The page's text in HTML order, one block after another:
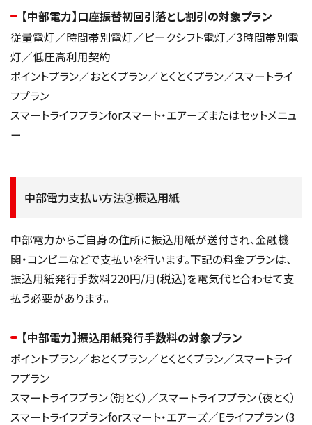
【中部電力】口座振替初回引落とし割引の対象プラン
従量電灯／時間帯別電灯／ピークシフト電灯／3時間帯別電
灯／低圧高利用契約
ポイントプラン／おとくプラン／とくとくプラン／スマートライ
フプラン
スマートライフプランforスマート・エアーズまたはセットメニュ
ー
中部電力支払い方法③振込用紙
中部電力からご自身の住所に振込用紙が送付され、金融機
関・コンビニなどで支払いを行います。下記の料金プランは、
振込用紙発行手数料220円/月(税込)を電気代と合わせて支
払う必要があります。
【中部電力】振込用紙発行手数料の対象プラン
ポイントプラン／おとくプラン／とくとくプラン／スマートライ
フプラン
スマートライフプラン（朝とく）／スマートライフプラン（夜とく）
スマートライフプランforスマート・エアーズ／Eライフプラン（3